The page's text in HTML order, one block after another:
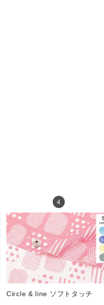
Circle & line ソフトタッチ